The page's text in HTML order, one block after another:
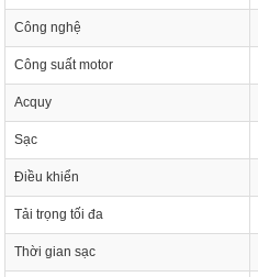
Công nghệ
Công suất motor
Acquy
Sạc
Điều khiển
Tải trọng tối đa
Thời gian sạc